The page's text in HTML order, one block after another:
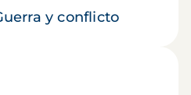
y conflicto